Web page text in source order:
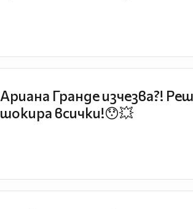
Ариана Гранде изчезва?!
шокира всички!😯💥